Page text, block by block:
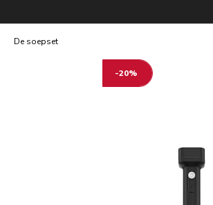
De soepset
-20%